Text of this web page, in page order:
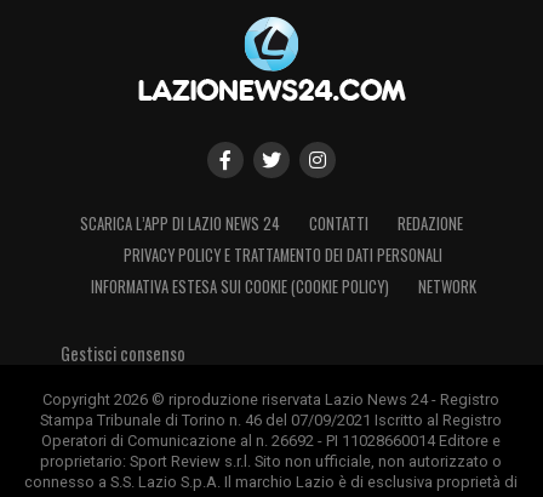
SCARICA L’APP DI LAZIO NEWS 24 CONTATTI
REDAZIONE
PRIVACY POLICY E TRATTAMENTO DEI DATI PERSONALI
INFORMATIVA ESTESA SUI COOKIE (COOKIE POLICY)
NETWORK
Gestisci consenso
Copyright 2026 © riproduzione riservata Lazio News 24 - Registro
Stampa Tribunale di Torino n. 46 del 07/09/2021 Iscritto al Registro
Operatori di Comunicazione al n. 26692 - PI 11028660014 Editore e
proprietario: Sport Review s.r.l. Sito non ufficiale, non autorizzato o
connesso a S.S. Lazio S.p.A. Il marchio Lazio è di esclusiva proprietà di